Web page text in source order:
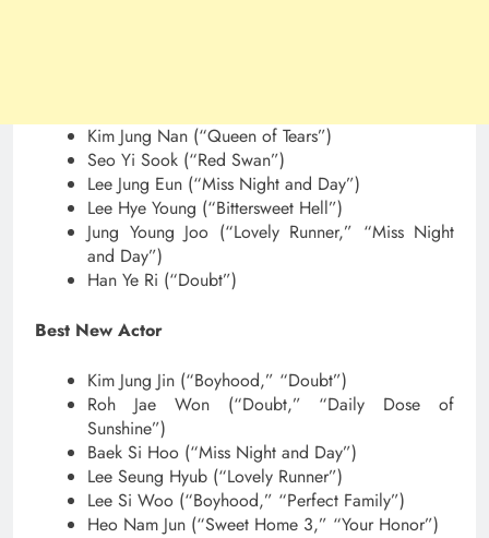
Kim Jung Nan (“Queen of Tears”)
Seo Yi Sook (“Red Swan”)
Lee Jung Eun (“Miss Night and Day”)
Lee Hye Young (“Bittersweet Hell”)
Jung Young Joo (“Lovely Runner,” “Miss Night
and Day”)
Han Ye Ri (“Doubt”)
Best New Actor
Kim Jung Jin (“Boyhood,” “Doubt”)
Roh Jae Won (“Doubt,” “Daily Dose of
Sunshine”)
Baek Si Hoo (“Miss Night and Day”)
Lee Seung Hyub (“Lovely Runner”)
Lee Si Woo (“Boyhood,” “Perfect Family”)
Heo Nam Jun (“Sweet Home 3,” “Your Honor”)